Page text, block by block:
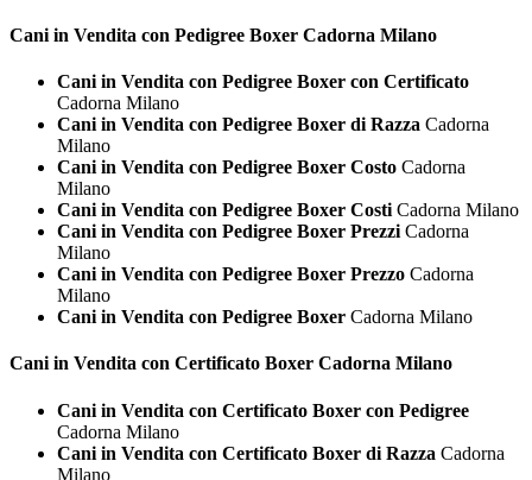
Cani in Vendita con Pedigree Boxer Cadorna Milano
Cani in Vendita con Pedigree Boxer con Certificato
Cadorna Milano
Cani in Vendita con Pedigree Boxer di Razza Cadorna
Milano
Cani in Vendita con Pedigree Boxer Costo Cadorna
Milano
Cani in Vendita con Pedigree Boxer Costi Cadorna Milano
Cani in Vendita con Pedigree Boxer Prezzi Cadorna
Milano
Cani in Vendita con Pedigree Boxer Prezzo Cadorna
Milano
Cani in Vendita con Pedigree Boxer Cadorna Milano
Cani in Vendita con Certificato Boxer Cadorna Milano
Cani in Vendita con Certificato Boxer con Pedigree
Cadorna Milano
Cani in Vendita con Certificato Boxer di Razza Cadorna
Milano